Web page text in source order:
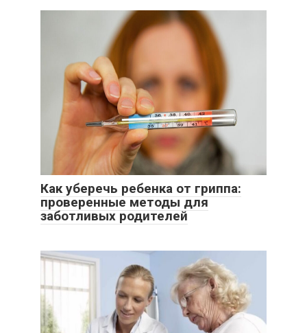
Как уберечь ребенка от гриппа:
проверенные методы для
заботливых родителей